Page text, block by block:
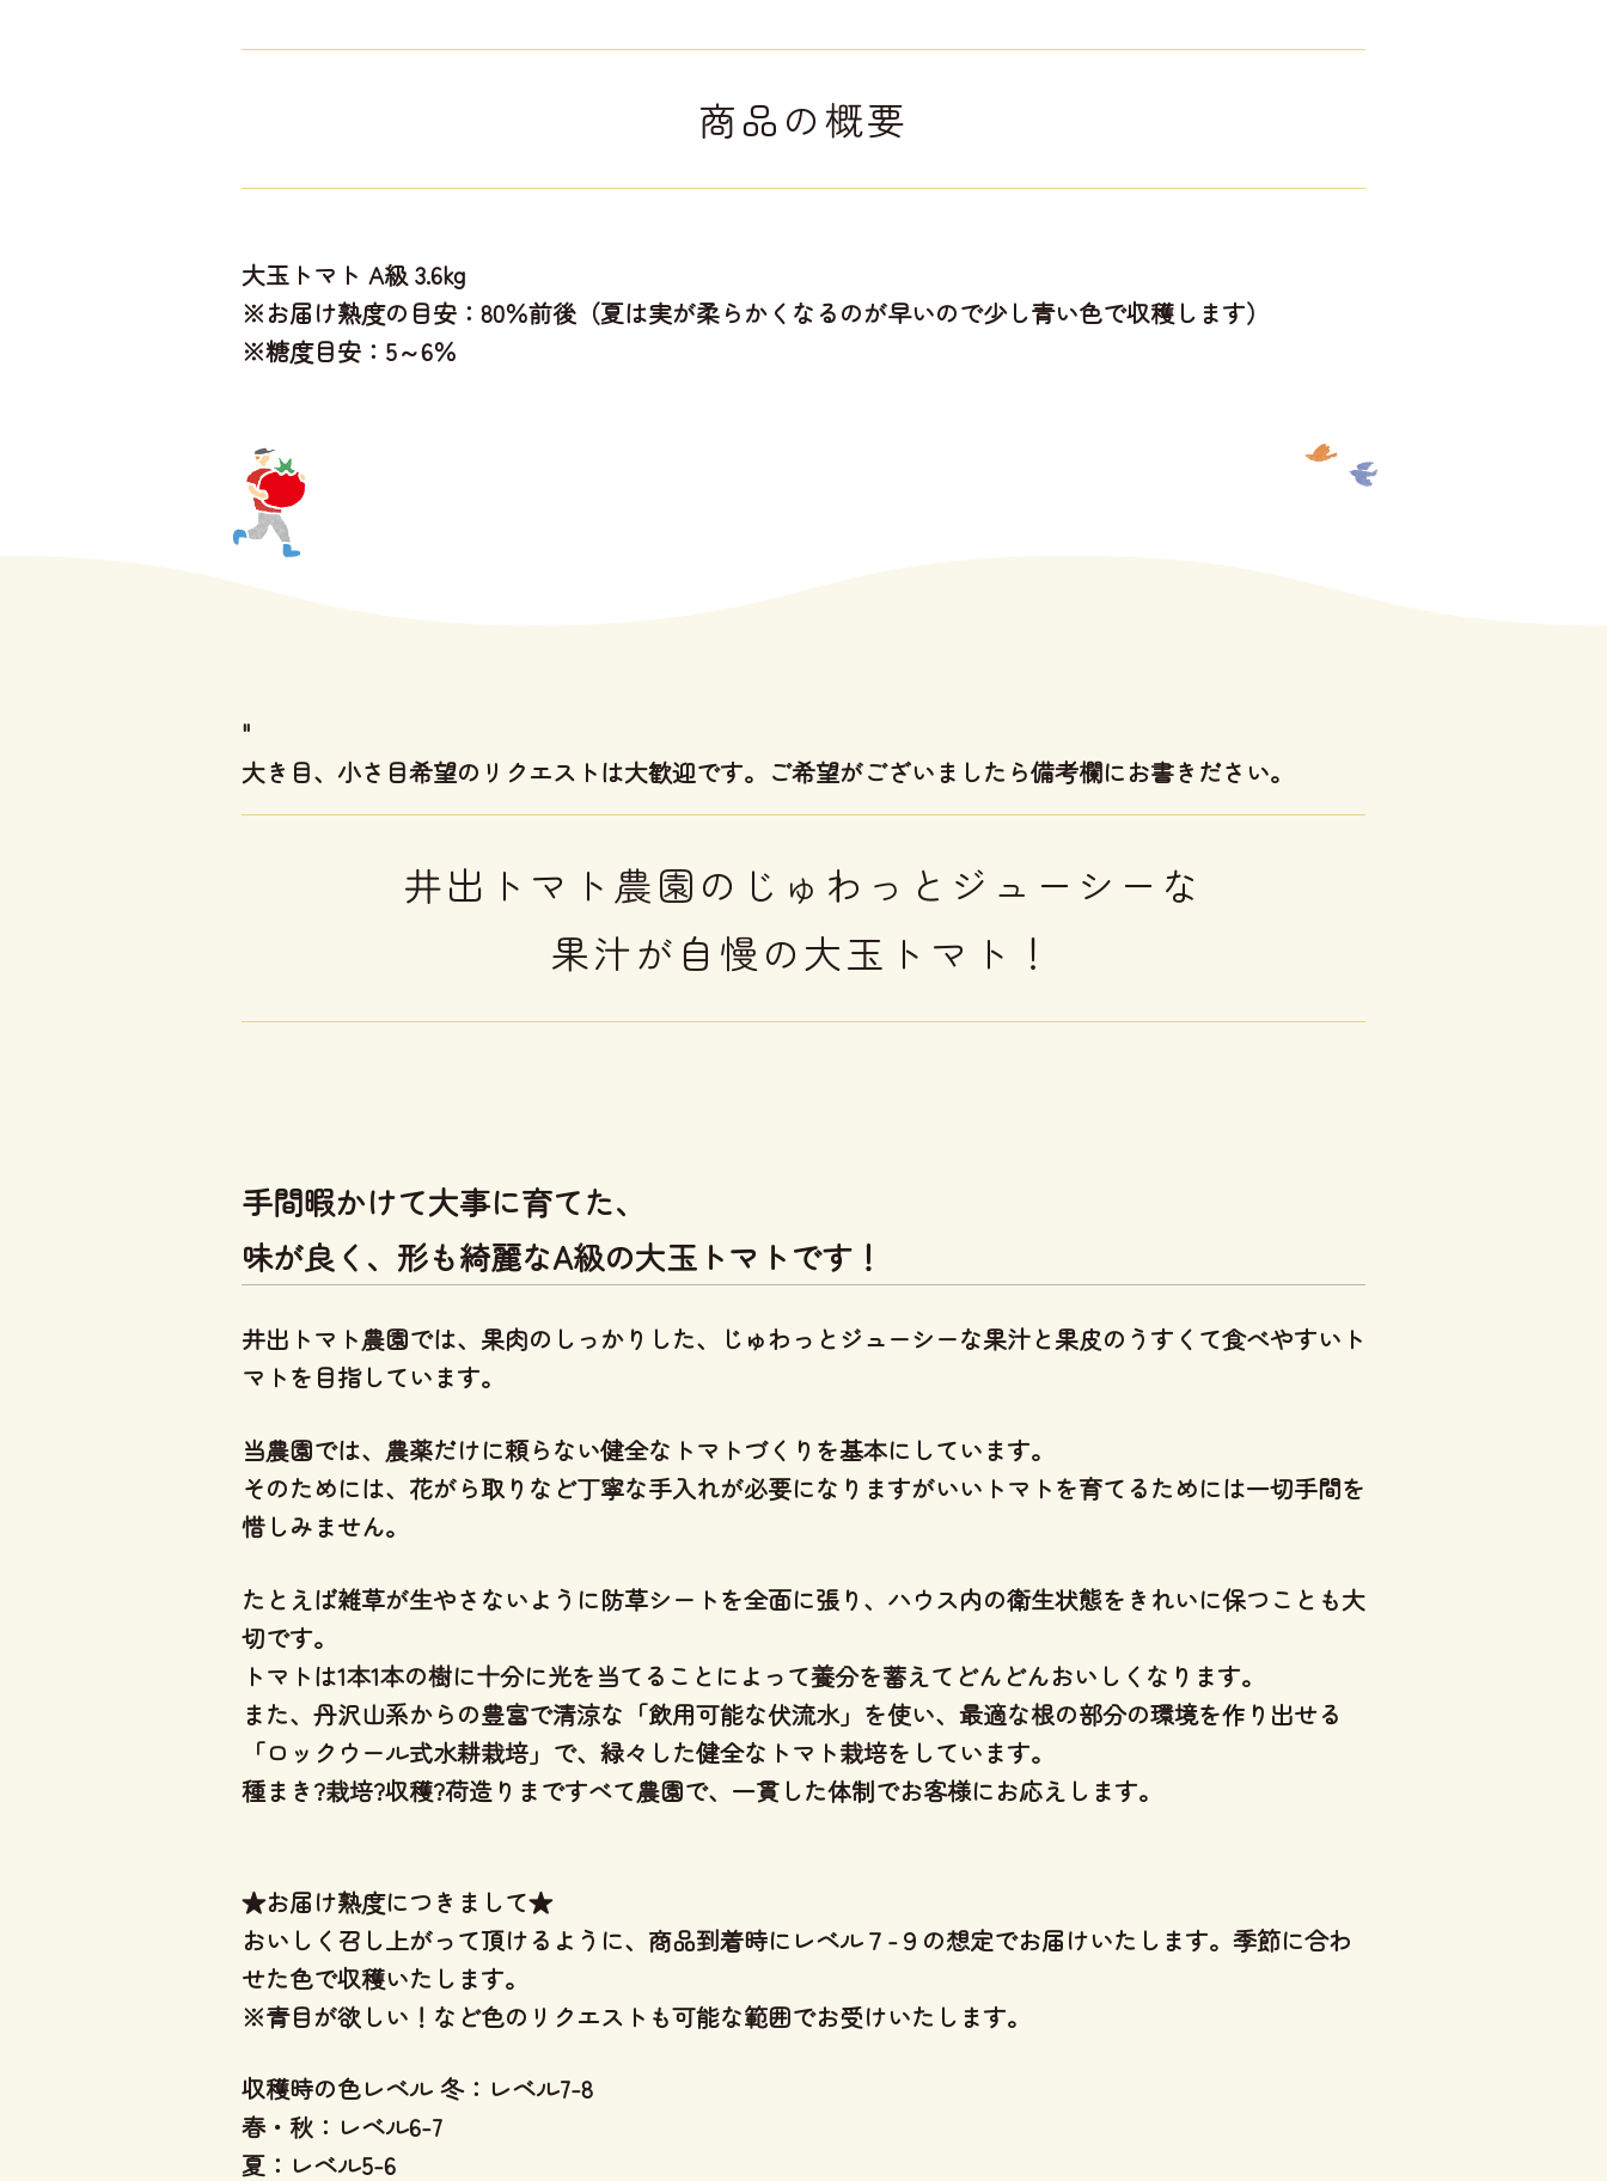
商品の概要
大玉トマト A級 3.6kg
※お届け熟度の目安：80％前後（夏は実が柔らかくなるのが早いので少し青い色で収穫します）
※糖度目安：5～6％
"
大き目、小さ目希望のリクエストは大歓迎です。ご希望がございましたら備考欄にお書きださい。
井出トマト農園のじゅわっとジューシーな
果汁が自慢の大玉トマト！
手間暇かけて大事に育てた、
味が良く、形も綺麗なA級の大玉トマトです！
井出トマト農園では、 果肉のしっかりした、じゅわっとジューシーな果汁と果皮のうすくて食べやすいト
マトを目指しています。
当農園では、 農薬だけに頼らない健全なトマトづくり を基本にしています。
そのためには、花がら取りなど丁寧な手入れが必要になりますがいいトマトを育てるためには一切手間を
惜しみません。
たとえば雑草が生やさないように防草シートを全面に張り、ハウス内の衛生状態をきれいに保つことも大
切です。
トマトは1本1本の樹に十分に光を当てることによって養分を蓄えてどんどんおいしくなります。
また、丹沢山系からの豊富で清涼な「飲用可能な伏流水」を使い、 最適な根の部分の環境を作り出せる
「ロックウール式水耕栽培」 で、緑々した健全なトマト栽培をしています。
種まき?栽培?収穫?荷造りまですべて農園で、一貫した体制でお客様にお応えします。
★お届け熟度につきまして★
おいしく召し上がって頂けるように、商品到着時にレベル７-９の想定でお届けいたします。季節に合わ
せた色で収穫いたします。
※青目が欲しい！など色のリクエストも可能な範囲でお受けいたします。
収穫時の色レベル 冬：レベル7-8
春・秋：レベル6-7
夏：レベル5-6